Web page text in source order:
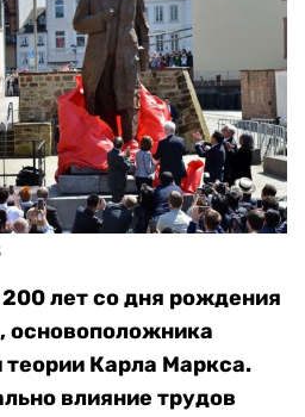
лет со дня рождения
основоположника
Карла Маркса.
влияние трудов